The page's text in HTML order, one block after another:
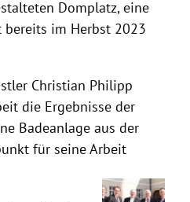
Domplatz, eine
im Herbst 2023
Christian Philipp
die Ergebnisse der
Badeanlage aus der
für seine Arbeit